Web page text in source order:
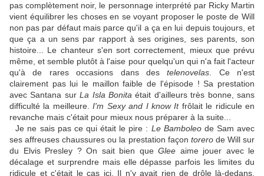
pas complètement noir, le personnage interprété par Ricky Martin
vient équilibrer les choses en se voyant proposer le poste de Will
non pas par défaut mais parce qu'il a ça en lui depuis toujours, et
que ça a un sens par rapport à ses origines, ses parents, son
histoire... Le chanteur s'en sort correctement, mieux que prévu
même, et semble plutôt à l'aise pour quelqu'un qui n'a fait l'acteur
qu'à de rares occasions dans destelenovelas . Ce n'est
clairement pas lui le maillon faible de l'épisode ! Sa prestation
avec Santana surLa Isla Bonita était d'ailleurs très bonne, sans
difficulté la meilleure. I'm Sexy and I know Itfrôlait le ridicule en
revanche mais c'était pour mieux nous préparer à la suite...
Je ne sais pas ce qui était le pire : Le Bamboleode Sam avec
ses affreuses chaussures ou la prestation façon torerode Will sur
du Elvis Presley ? On sait bien queGlee aime jouer avec le
décalage et surprendre mais elle dépasse parfois les limites du
ridicule et c'était le cas ici. Il n'y avait rien de drôle là-dedans,